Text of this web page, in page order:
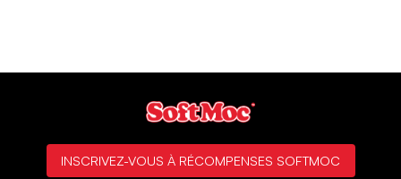
INSCRIVEZ-VOUS À RÉCOMPENSES SOFTMOC